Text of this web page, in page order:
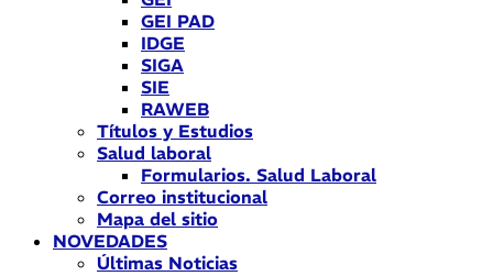
GEI PAD
IDGE
SIGA
SIE
RAWEB
Títulos y Estudios
Salud laboral
Formularios. Salud Laboral
Correo institucional
Mapa del sitio
NOVEDADES
Últimas Noticias